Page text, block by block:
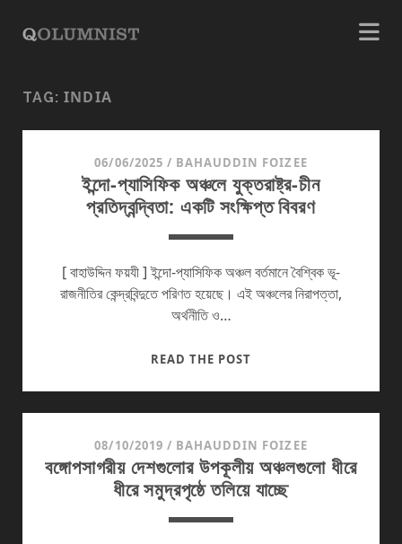
TAG: INDIA
06/06/2025 / BAHAUDDIN FOIZEE
ইন্দো-প্যাসিফিক অঞ্চলে যুক্তরাষ্ট্র-চীন
প্রতিদ্বন্দ্বিতা: একটি সংক্ষিপ্ত বিবরণ
[ বাহাউদ্দিন ফয়যী ] ইন্দো-প্যাসিফিক অঞ্চল বর্তমানে বৈশ্বিক ভূ-
রাজনীতির কেন্দ্রবিন্দুতে পরিণত হয়েছে। এই অঞ্চলের নিরাপত্তা,
অর্থনীতি ও…
READ THE POST
চীন
প্রতিদ্বন্দ্বিতা:
একটি
08/10/2019 / BAHAUDDIN FOIZEE
বঙ্গোপসাগরীয় দেশগুলোর উপকূলীয় অঞ্চলগুলো ধীরে
ধীরে সমুদ্রপৃষ্ঠে তলিয়ে যাচ্ছে